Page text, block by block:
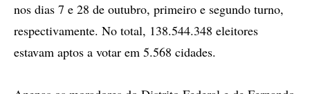
nos dias 7 e 28 de outubro, primeiro e segundo turno,
respectivamente. No total, 138.544.348 eleitores
estavam aptos a votar em 5.568 cidades.